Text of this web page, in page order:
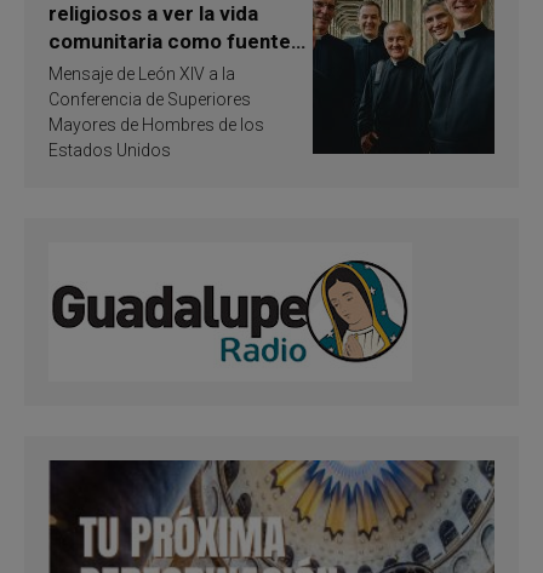
religiosos a ver la vida
comunitaria como fuente
de inspiración y
santificación
Mensaje de León XIV a la
Conferencia de Superiores
Mayores de Hombres de los
Estados Unidos